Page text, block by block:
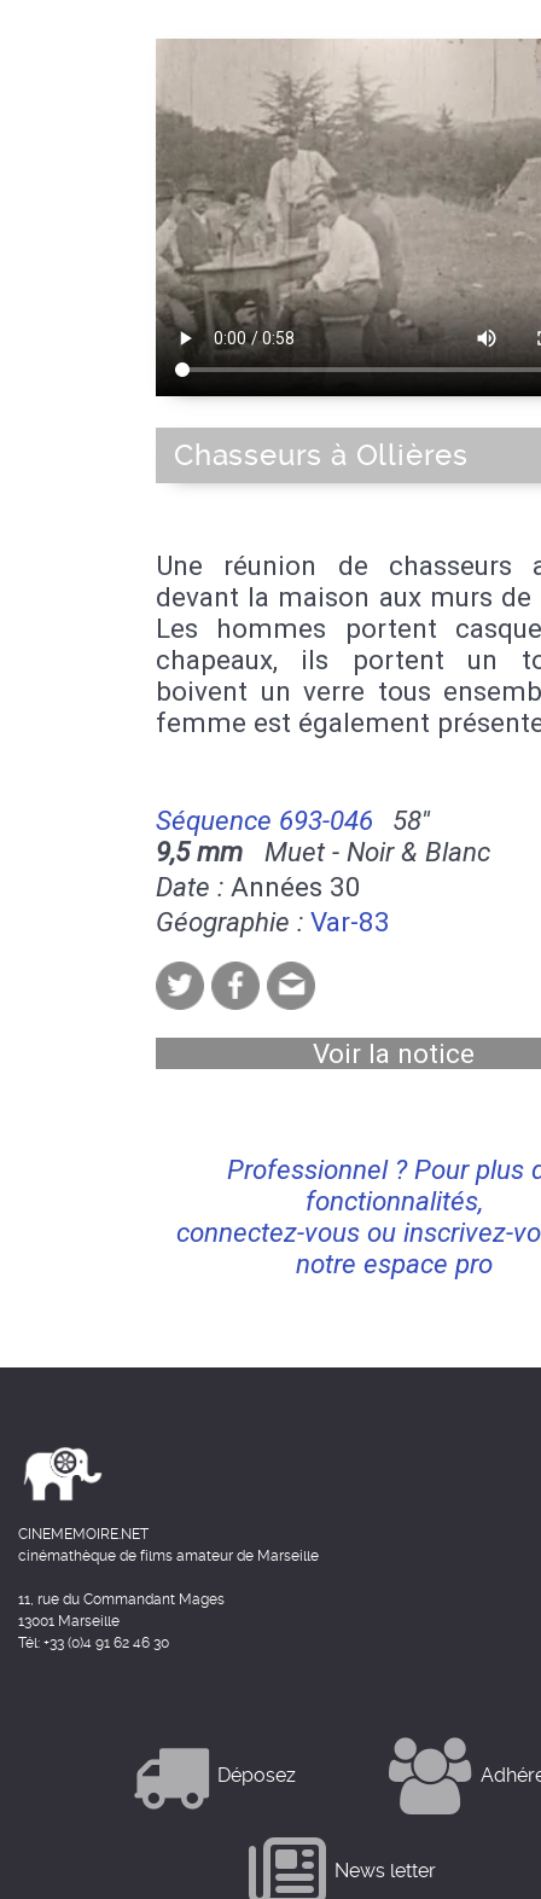
Chasseurs à Ollières
Une réunion de chasseurs
devant la maison aux murs de
Les hommes portent
chapeaux, ils portent un
boivent un verre tous
femme est également
Séquence 693-046
58''
9,5 mm Muet - Noir & Blanc
Date : Années 30
Géographie : Var-83
Voir la notice
Professionnel ? Pour plus
fonctionnalités,
connectez-vous ou inscrivez-
notre espace pro
CINEMEMOIRE.NET
cinémathèque de films amateur de Marseille
11, rue du Commandant Mages
13001 Marseille
Tél: +33 (0)4 91 62 46 30
Déposez
News letter